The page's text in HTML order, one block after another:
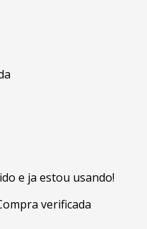
e ja estou usando!
verificada